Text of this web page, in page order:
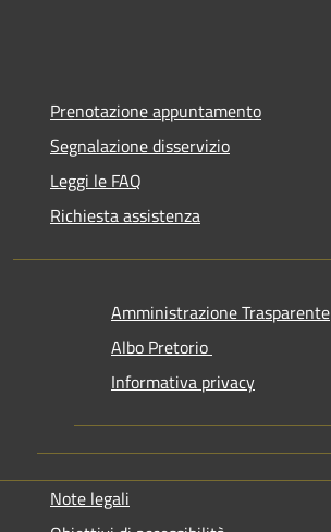
Prenotazione appuntamento
Segnalazione disservizio
Leggi le FAQ
Richiesta assistenza
Amministrazione Trasparente
Albo Pretorio
Informativa privacy
Note legali